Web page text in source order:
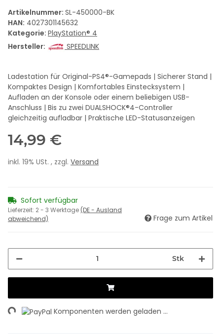
Artikelnummer: SL-450000-BK
HAN: 4027301145632
Kategorie: PlayStation® 4
Hersteller:
SPEEDLINK
Ladestation für Original-PS4®-Gamepads | Sicherer Stand |
Kompaktes Design | Komfortables Einstecksystem |
Aufladen an der Konsole oder einem beliebigen USB-
Anschluss | Bis zu zwei DUALSHOCK®4-Controller
gleichzeitig aufladbar | Praktische LED-Statusanzeigen
14,99 €
inkl. 19% USt. , zzgl. Versand
Sofort verfügbar
Lieferzeit: 2 - 3 Werktage (DE - Ausland
abweichend)
Frage zum Artikel
Stk
Komponenten werden geladen ...